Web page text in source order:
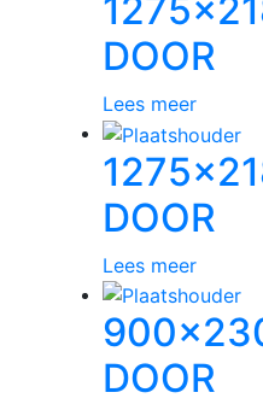
DOOR
Lees meer
DOOR
Lees meer
DOOR